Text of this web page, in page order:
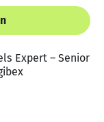
Expert – Senior